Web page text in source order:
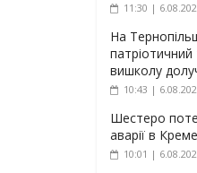
11:30 |
На
патріотичний
вишколу
10:43 |
Шестеро
аварії в
10:01 |